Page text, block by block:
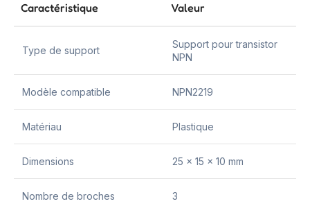
Caractéristique Valeur
Type de support
Support pour transistor
NPN
Modèle compatible NPN2219
Matériau Plastique
Dimensions 25 x 15 x 10 mm
Nombre de broches 3